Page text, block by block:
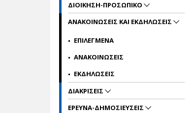
ΔΙΟΙΚΗΣΗ-ΠΡΟΣΩΠΙΚΟ
ΑΝΑΚΟΙΝΩΣΕΙΣ ΚΑΙ ΕΚΔΗΛΩΣΕΙΣ
ΕΠΙΛΕΓΜΕΝΑ
ΑΝΑΚΟΙΝΩΣΕΙΣ
ΕΚΔΗΛΩΣΕΙΣ
ΔΙΑΚΡΙΣΕΙΣ
ΕΡΕΥΝΑ-ΔΗΜΟΣΙΕΥΣΕΙΣ